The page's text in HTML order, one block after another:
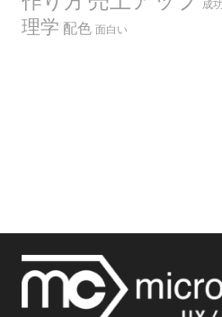
成
理学 配色 面白い